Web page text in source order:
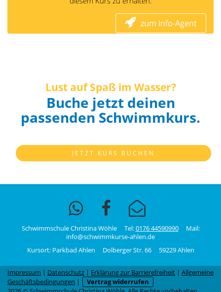
zum Info-Agent
Lust auf Spaß im Wasser?
Buche jetzt deinen
passenden Schwimmkurs.
JETZT KURS BUCHEN
Schwimmschule Christina Wöhle Tel:0176 44590990Mail:
info@schwimmkurse-ahlen.de
Kursort: Parkbad Ahlen Dolberger Str. 66 59229 Ahlen
Impressum | Datenschutz | Erklärung zur Barrierefreiheit | Allgemeine
Geschäftsbedingungen |
Vertrag widerrufen